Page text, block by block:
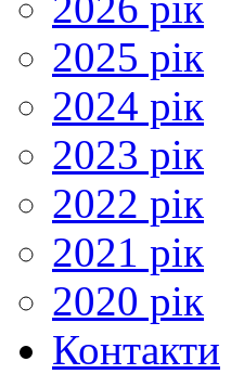
2025 рік
2024 рік
2023 рік
2022 рік
2021 рік
2020 рік
Контакти